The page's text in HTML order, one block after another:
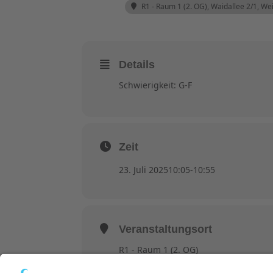
R1 - Raum 1 (2. OG), Waidallee 2/1,
Details
Schwierigkeit: G-F
Zeit
23. Juli 202510:05-10:55
Veranstaltungsort
R1 - Raum 1 (2. OG)